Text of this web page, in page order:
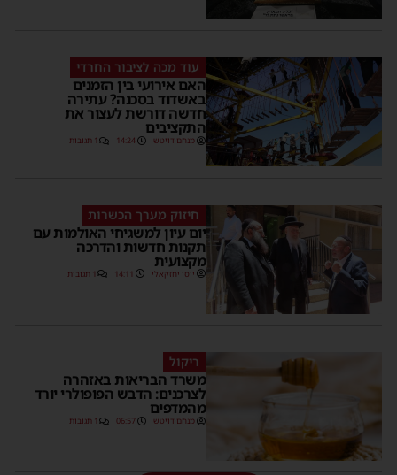
עוד מכה לציבור החרדי
האם אירועי בין הזמנים
באשדוד בסכנה? עתירה
חדשה דורשת לעצור את
התקציבים
מנחם דויטש 14:24 1 תגובות
חיזוק מערך הכשרות
יום עיון למשגיחי האולמות עם
תקנות חדשות והדרכה
מקצועית
יוסי יחזקאלי 14:11 1 תגובות
ריקול
משרד הבריאות באזהרה
לצרכנים: הדבש הפופולרי יורד
מהמדפים
מנחם דויטש 06:57 1 תגובות